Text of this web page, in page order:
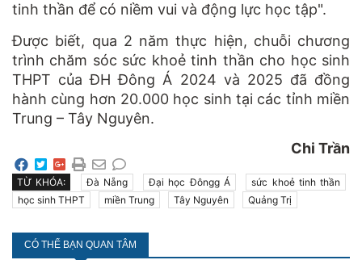
tinh thần để có niềm vui và động lực học tập".
Được biết, qua 2 năm thực hiện, chuỗi chương
trình chăm sóc sức khoẻ tinh thần cho học sinh
THPT của ĐH Đông Á 2024 và 2025 đã đồng
hành cùng hơn 20.000 học sinh tại các tỉnh miền
Trung – Tây Nguyên.
Chi Trần
TỪ KHÓA: Đà Nẵng Đại học Đôngg Á
sức khoẻ tinh thần
học sinh THPT
miền Trung Tây Nguyên Quảng Trị
CÓ THỂ BẠN QUAN TÂM